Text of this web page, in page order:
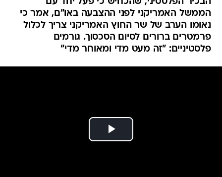
הממשל האמריקני לפני ההצבעה באו"ם, אמר כי
נאומו הערב של שר החוץ האמריקני צריך לכלול
פרמטרים ברורים לסיום הסכסוך. גורמים
פלסטיניים: "זה מעט מדי ומאוחר מדי"